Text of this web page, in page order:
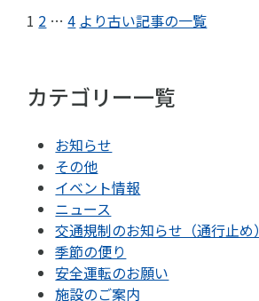
1 2 … 4 より古い記事の一覧
カテゴリー一覧
お知らせ
その他
イベント情報
ニュース
交通規制のお知らせ（通行止め）
季節の便り
安全運転のお願い
施設のご案内